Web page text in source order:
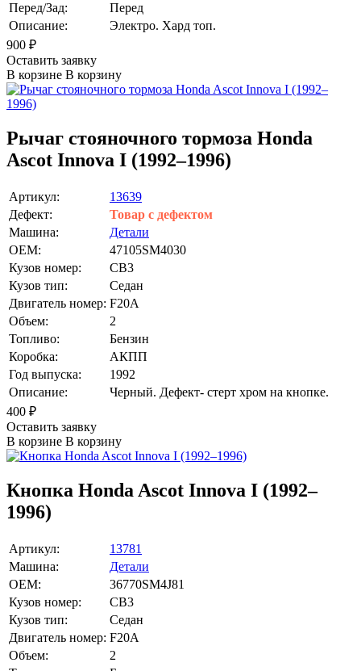
Перед/Зад:
Перед
Описание:
Электро. Хард топ.
900 ₽
Оставить заявку
В корзине В корзину
Рычаг стояночного тормоза Honda
Ascot Innova I (1992–1996)
Артикул:
13639
Дефект:
Товар с дефектом
Машина:
Детали
OEM:
47105SM4030
Кузов номер:
CB3
Кузов тип:
Седан
Двигатель номер: F20A
Объем:
2
Топливо:
Бензин
Коробка:
АКПП
Год выпуска:
1992
Описание:
Черный. Дефект- стерт хром на кнопке.
400 ₽
Оставить заявку
В корзине В корзину
Кнопка Honda Ascot Innova I (1992–
1996)
Артикул:
13781
Машина:
Детали
OEM:
36770SM4J81
Кузов номер:
CB3
Кузов тип:
Седан
Двигатель номер: F20A
Объем:
2